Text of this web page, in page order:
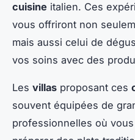
cuisine italien. Ces
vous offriront non
mais aussi celui de
vos soins avec des
Les villas proposant ces
souvent équipées de
professionnelles où